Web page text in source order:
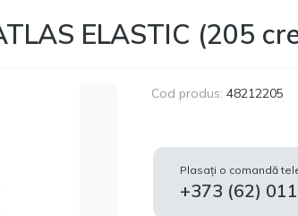
Hidroizolatie bitum-
polimer FOME FLEX
pentru fațadă
Tikkurila Novasil
(baza MRA) 2,7L
1
ELASTIC (205
Cod produs: 48212205
Plasați o comandă
+373 (62)